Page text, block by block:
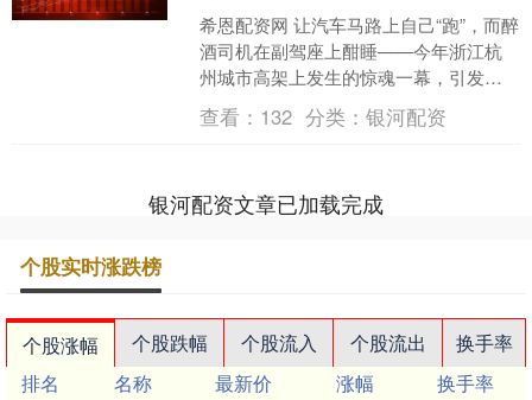
希恩配资网 让汽车马路上自己“跑”，而醉
酒司机在副驾座上酣睡——今年浙江杭
州城市高架上发生的惊魂一幕，引发公
众对智能辅助驾驶被滥用的担忧。近年
来，与智驾相关的危....
查看： 132 分类：银河配资
银河配资文章已加载完成
个股实时涨跌榜
个股涨幅 个股跌幅 个股流入 个股流出
换手率
排名
名称 最新价 涨幅
换手率